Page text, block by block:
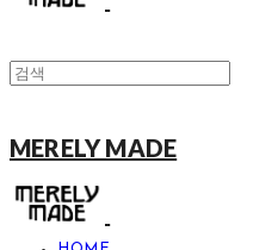
MERELY MADE